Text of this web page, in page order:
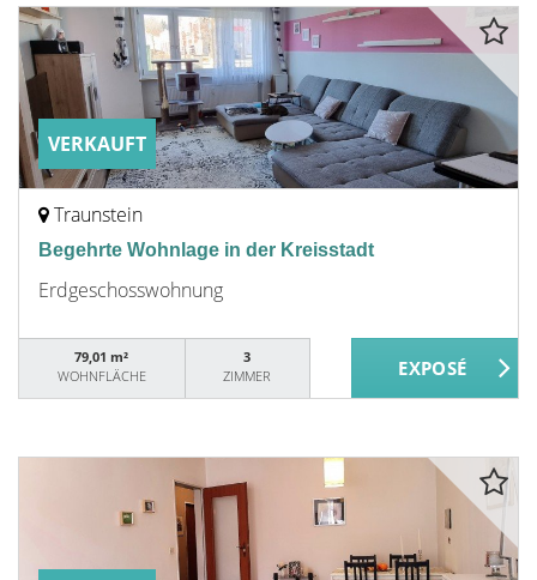
VERKAUFT
Traunstein
Begehrte Wohnlage in der Kreisstadt
Erdgeschosswohnung
79,01 m²
WOHNFLÄCHE
3
ZIMMER